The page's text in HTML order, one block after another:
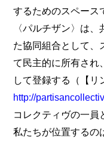
するためのスペース
〈パルチザン〉は
た協同組合として、
て民主的に所有され
して登録する（【リ
http://
コレクティヴの一員
私たちが位置するの